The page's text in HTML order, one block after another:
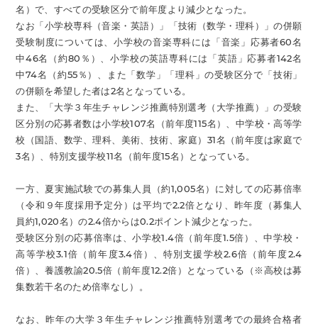
名）で、すべての受験区分で前年度より減少となった。
なお「小学校専科（音楽・英語）」「技術（数学・理科）」の併願
受験制度については、小学校の音楽専科には「音楽」応募者60名
中46名（約80％）、小学校の英語専科には「英語」応募者142名
中74名（約55％）、また「数学」「理科」の受験区分で「技術」
の併願を希望した者は2名となっている。
また、「大学３年生チャレンジ推薦特別選考（大学推薦）」の受験
区分別の応募者数は小学校107名（前年度115名）、中学校・高等学
校（国語、数学、理科、美術、技術、家庭）31名（前年度は家庭で
3名）、特別支援学校11名（前年度15名）となっている。
一方、夏実施試験での募集人員（約1,005名）に対しての応募倍率
（令和９年度採用予定分）は平均で2.2倍となり、昨年度（募集人
員約1,020名）の2.4倍からは0.2ポイント減少となった。
受験区分別の応募倍率は、小学校1.4倍（前年度1.5倍）、中学校・
高等学校3.1倍（前年度3.4倍）、特別支援学校2.6倍（前年度2.4
倍）、養護教諭20.5倍（前年度12.2倍）となっている（※高校は募
集数若干名のため倍率なし）。
なお、昨年の大学３年生チャレンジ推薦特別選考での最終合格者